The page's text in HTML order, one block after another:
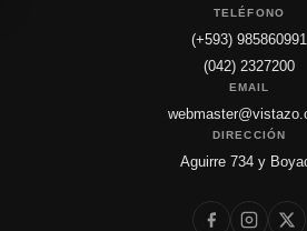
TELÉFONO
(+593) 985860991
(042) 2327200
EMAIL
DIRECCIÓN
Aguirre 734 y